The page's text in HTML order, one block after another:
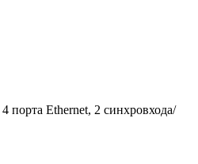
Ethernet, 2 синхровхода/